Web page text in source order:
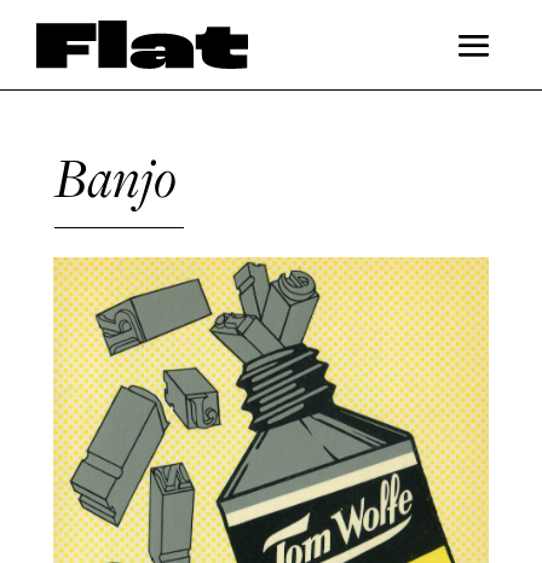
Banjo